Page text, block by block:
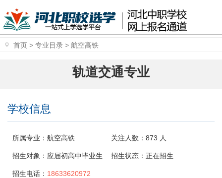
首页 > 专业目录 > 航空高铁
轨道交通专业
学校信息
所属专业： 航空高铁 关注人数： 873 人
招生对象： 应届初高中毕业生 招生状态： 正在招生
招生电话： 18633620972